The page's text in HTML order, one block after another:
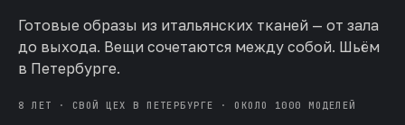
Готовые образы из итальянских тканей — от зала
до выхода. Вещи сочетаются между собой. Шьём
в Петербурге.
8 ЛЕТ · СВОЙ ЦЕХ В ПЕТЕРБУРГЕ · ОКОЛО 1000 МОДЕЛЕЙ